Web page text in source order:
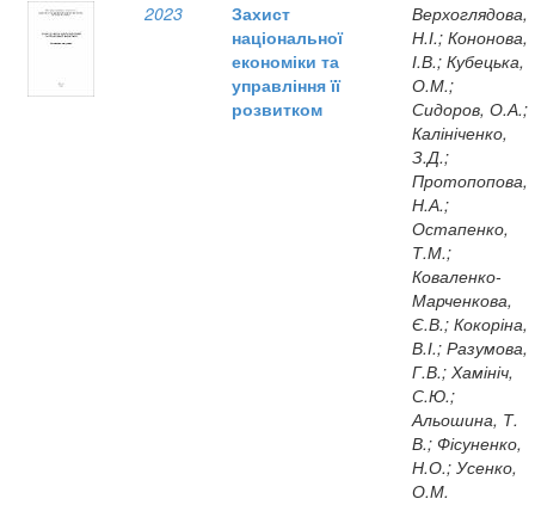
2023
Захист
національної
економіки та
управління її
розвитком
Верхоглядова,
Н.І.; Кононова,
І.В.; Кубецька,
О.М.;
Сидоров, О.А.;
Калініченко,
З.Д.;
Протопопова,
Н.А.;
Остапенко,
Т.М.;
Коваленко-
Марченкова,
Є.В.; Кокоріна,
В.І.; Разумова,
Г.В.; Хамініч,
С.Ю.;
Альошина, Т.
В.; Фісуненко,
Н.О.; Усенко,
О.М.